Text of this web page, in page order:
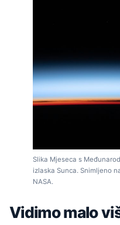
Slika Mjeseca s
izlaska Sunca. Snimljeno
NASA.
Vidimo malo